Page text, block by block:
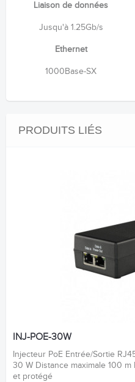
Liaison de données
Jusqu'à 1.25Gb/s
Ethernet
1000Base-SX
PRODUITS LIÉS
INJ-POE-30W
Injecteur PoE Entrée/Sortie
30 W Distance maximale 100 m
et protégé